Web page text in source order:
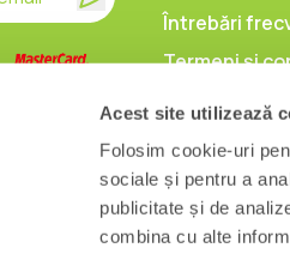
Acest site utilizează
Folosim cookie-uri
sociale și pentru a
publicitate și de
combina cu alte
Întrebări
Termeni și
Prelucrarea
caracter
Politica de
cookieuri